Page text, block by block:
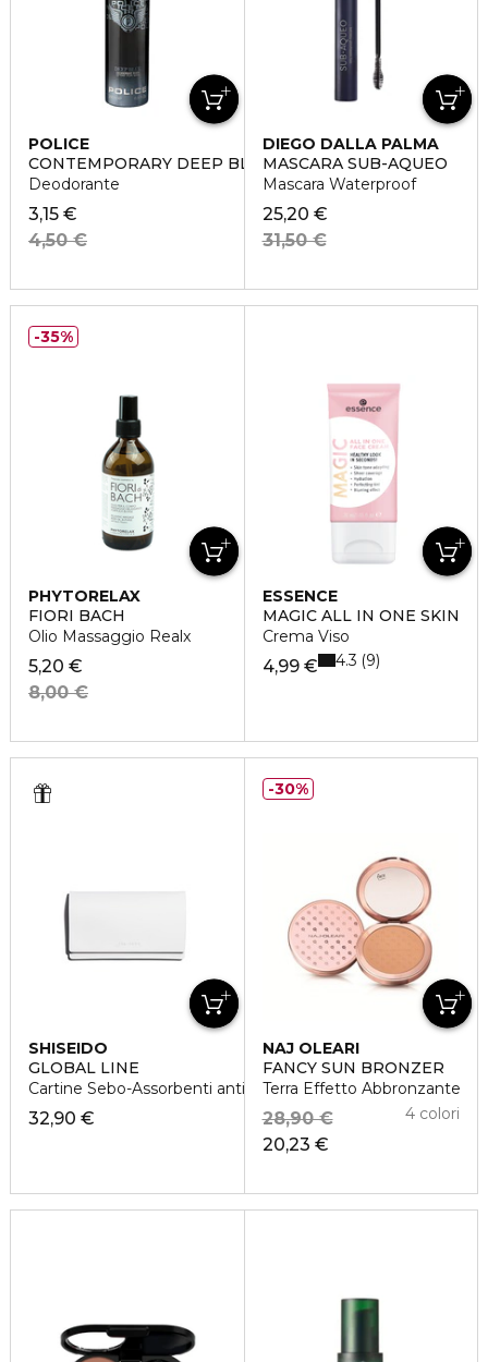
POLICE
CONTEMPORARY DEEP BLUE
Deodorante
3,15 €
4,50 €
DIEGO DALLA PALMA
MASCARA SUB-AQUEO
Mascara Waterproof
25,20 €
31,50 €
PHYTORELAX
FIORI BACH
Olio Massaggio Realx
5,20 €
8,00 €
35%
ESSENCE
MAGIC ALL IN ONE SKIN
Crema Viso
4,99 € 4.3 9
SHISEIDO
GLOBAL LINE
Cartine Sebo-Assorbenti anti-lucidità
32,90 €
NAJ OLEARI
FANCY SUN BRONZER
Terra Effetto Abbronzante
20,23 €
28,90 € 4 colori
30%